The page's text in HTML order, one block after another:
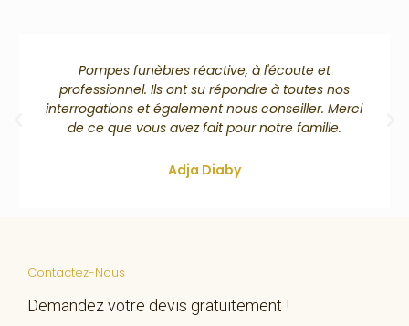
Pompes funèbres réactive, à l'écoute et
professionnel. Ils ont su répondre à toutes nos
interrogations et également nous conseiller. Merci
de ce que vous avez fait pour notre famille.
Adja Diaby
Contactez-Nous
Demandez votre devis gratuitement !